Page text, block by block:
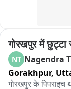
गोरखपुर में छुट्टा
NT Nagendra
Gorakhpur,
गोरखपुर के पिपराइच